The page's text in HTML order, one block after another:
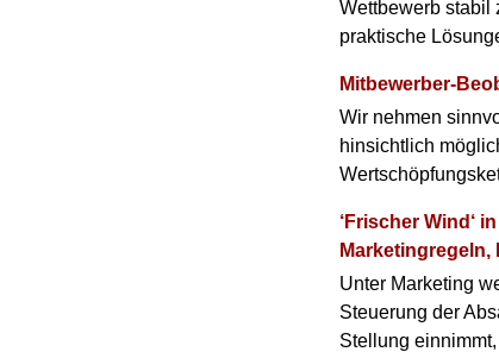
Wettbewerb stabil
praktische
Mitbewerber-
Wir nehmen
hinsichtlich
‘Frischer Wind‘
Marketingregeln,
Unter Marketing
Steuerung der
Stellung